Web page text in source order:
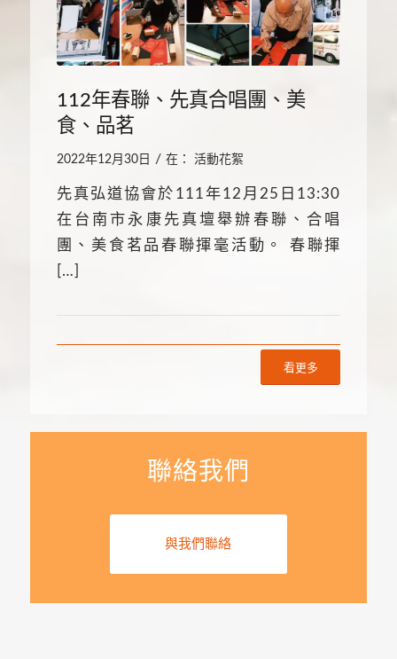
112年春聯、先真合唱團、美
食、品茗
2022年12月30日 / 在： 活動花絮
先真弘道協會於111年12月25日13:30
在台南市永康先真壇舉辦春聯、合唱
團、美食茗品春聯揮毫活動。 春聯揮
[…]
看更多
聯絡我們
與我們聯絡